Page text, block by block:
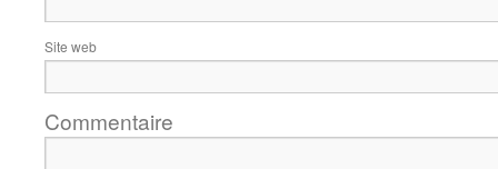
Site web
Commentaire